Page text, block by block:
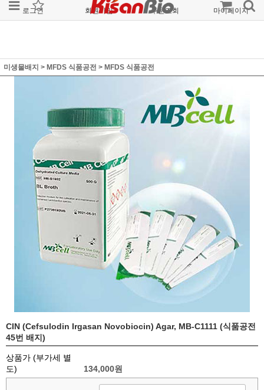
로그인 회원가입 주문조회 마이페이지
미생물배지 > MFDS 식품공전 > MFDS 식품공전
CIN (Cefsulodin Irgasan Novobiocin) Agar, MB-C1111 (식품공전
45번 배지)
상품가 (부가세 별
도)
134,000원